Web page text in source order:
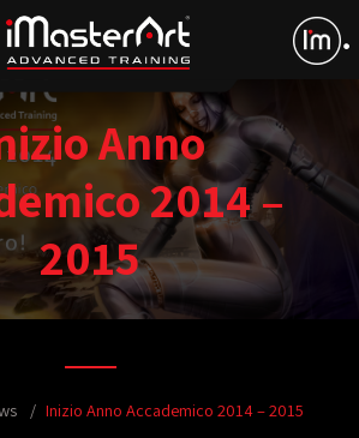
Anno
2014 –
2015
Inizio Anno Accademico 2014 – 2015